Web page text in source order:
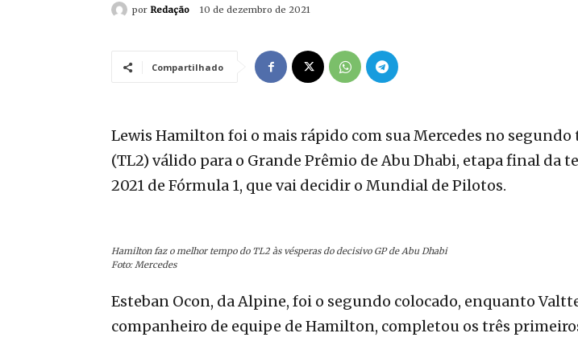
por Redação 10 de dezembro de 2021
Compartilhado
Lewis Hamilton foi o mais rápido com sua Mercedes no
(TL2) válido para o Grande Prêmio de Abu Dhabi, etapa final da
2021 de Fórmula 1, que vai decidir o Mundial de Pilotos.
Hamilton faz o melhor tempo do TL2 às vésperas do decisivo GP de Abu Dhabi
Foto: Mercedes
Esteban Ocon, da Alpine, foi o segundo colocado, enquanto
companheiro de equipe de Hamilton, completou os três